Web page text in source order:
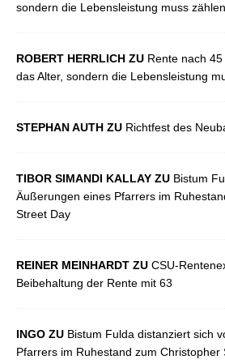
sondern die Lebensleistung muss zählen
ROBERT HERRLICH ZU Rente nach
das Alter, sondern die Lebensleistung
STEPHAN AUTH ZU Richtfest des
TIBOR SIMANDI KALLAY ZU Bistum
Äußerungen eines Pfarrers im
Street Day
REINER MEINHARDT ZU CSU-
Beibehaltung der Rente mit 63
INGO ZU Bistum Fulda distanziert sich
Pfarrers im Ruhestand zum Christopher